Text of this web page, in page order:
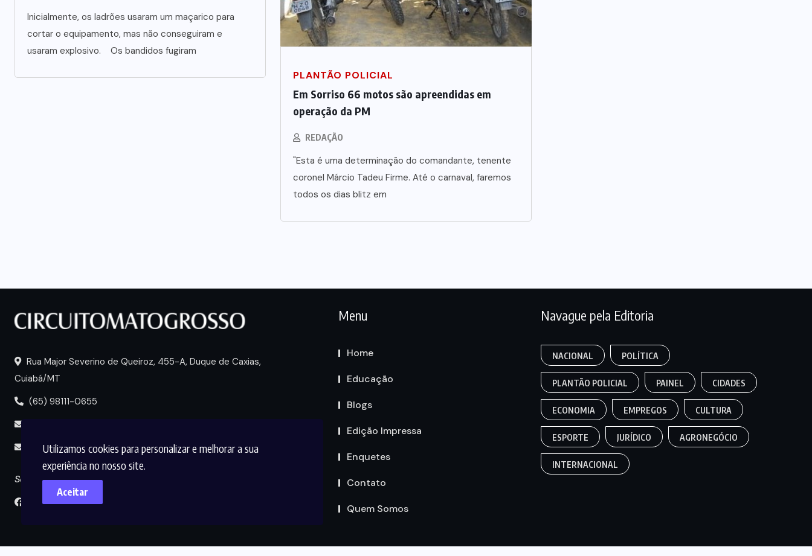
Utilizamos cookies para personalizar e melhorar a sua
experiência no nosso site.
Aceitar
Inicialmente, os ladrões usaram um maçarico para
cortar o equipamento, mas não conseguiram e
usaram explosivo. Os bandidos fugiram
PLANTÃO POLICIAL
Em Sorriso 66 motos são apreendidas em
operação da PM
REDAÇÃO
"Esta é uma determinação do comandante, tenente
coronel Márcio Tadeu Firme. Até o carnaval, faremos
todos os dias blitz em
Rua Major Severino de Queiroz, 455-A, Duque de Caxias,
Cuiabá/MT
(65) 98111-0655
midia@circuitomt.com.br
Seguir
Menu
Home
Educação
Blogs
Edição Impressa
Enquetes
Contato
Quem Somos
Navague pela Editoria
NACIONAL POLÍTICA
PLANTÃO POLICIAL PAINEL CIDADES
ECONOMIA EMPREGOS CULTURA
ESPORTE JURÍDICO AGRONEGÓCIO
INTERNACIONAL